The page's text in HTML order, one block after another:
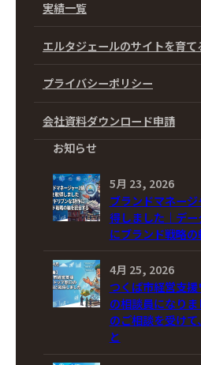
実績一覧
エルタジェールのサイトを育て
プライバシーポリシー
会社資料ダウンロード申請
お知らせ
5月 23, 2026
ブランドマネー
得しました｜デ
にブランド戦略
4月 25, 2026
つくば市経営支
の相談員になり
のご相談を受け
と